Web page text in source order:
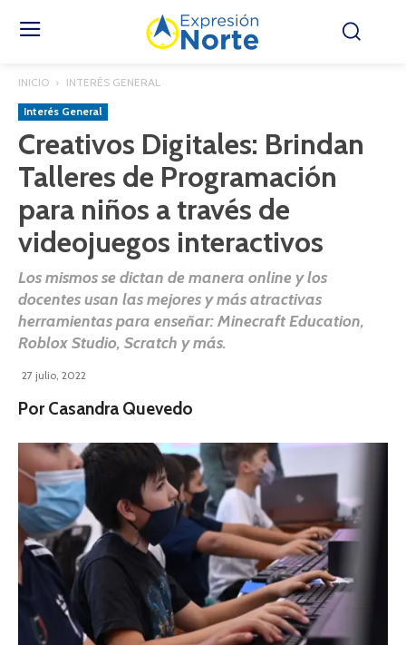
INICIO INTERÉS GENERAL
Interés General
Creativos Digitales: Brindan
Talleres de Programación
para niños a través de
videojuegos interactivos
Los mismos se dictan de manera online y los
docentes usan las mejores y más atractivas
herramientas para enseñar: Minecraft Education,
Roblox Studio, Scratch y más.
27 julio, 2022
Por Casandra Quevedo